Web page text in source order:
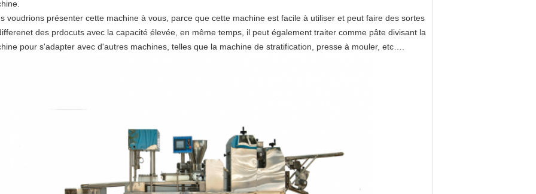
voudrions présenter cette machine à vous, parce que cette machine est facile à utiliser et peut faire des sortes
des prdocuts avec la capacité élevée, en même temps, il peut également traiter comme pâte divisant la
pour s'adapter avec d'autres machines, telles que la machine de stratification, presse à mouler, etc….